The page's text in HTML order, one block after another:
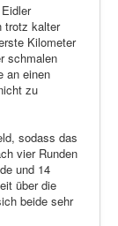
trotz kalter
Kilometer
schmalen
an einen
zu
sodass das
vier Runden
und 14
über die
beide sehr